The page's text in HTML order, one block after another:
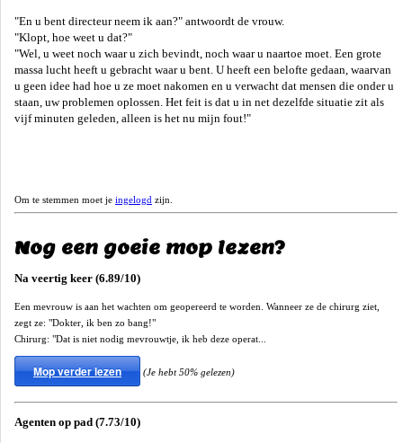
"En u bent directeur neem ik aan?" antwoordt de vrouw.
"Klopt, hoe weet u dat?"
"Wel, u weet noch waar u zich bevindt, noch waar u naartoe moet. Een grote
massa lucht heeft u gebracht waar u bent. U heeft een belofte gedaan, waarvan
u geen idee had hoe u ze moet nakomen en u verwacht dat mensen die onder u
staan, uw problemen oplossen. Het feit is dat u in net dezelfde situatie zit als
vijf minuten geleden, alleen is het nu mijn fout!"
Om te stemmen moet je ingelogd zijn.
Nog een goeie mop lezen?
Na veertig keer (6.89/10)
Een mevrouw is aan het wachten om geopereerd te worden. Wanneer ze de chirurg ziet,
zegt ze: "Dokter, ik ben zo bang!"
Chirurg: "Dat is niet nodig mevrouwtje, ik heb deze operat...
Mop verder lezen (Je hebt 50% gelezen)
Agenten op pad (7.73/10)